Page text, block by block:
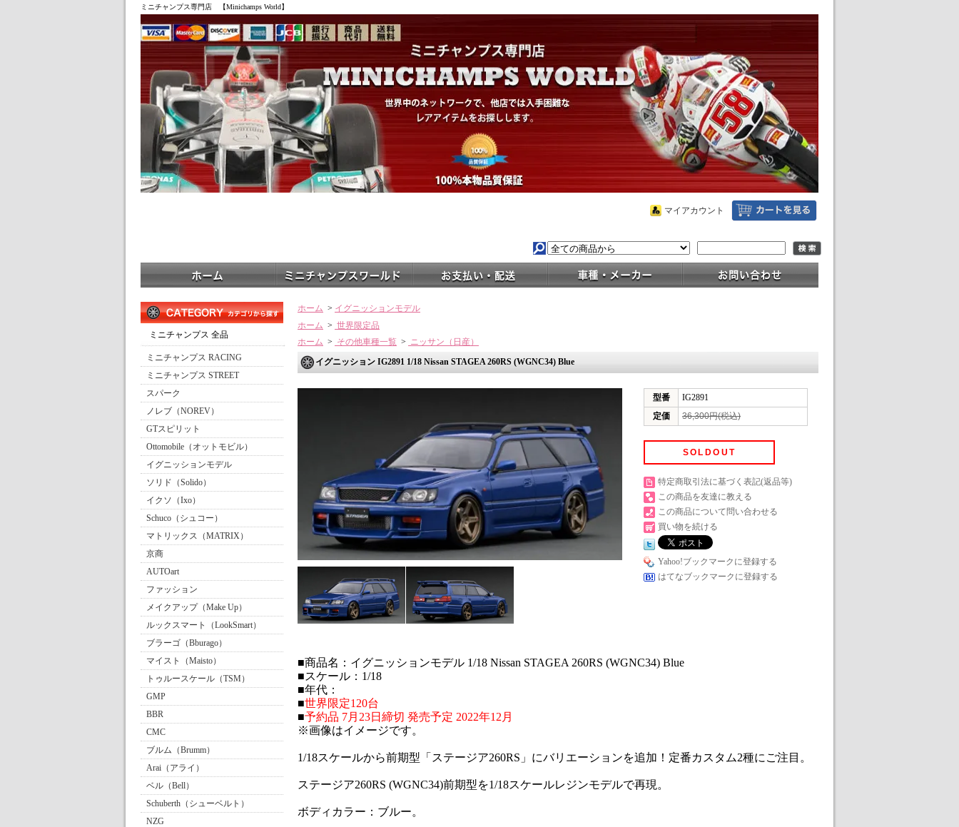
ミニチャンプス専門店 【Minichamps World】
マイアカウント
ミニチャンプス 全品
ミニチャンプス RACING
ミニチャンプス STREET
スパーク
ノレブ（NOREV）
GTスピリット
Ottomobile（オットモビル）
イグニッションモデル
ソリド（Solido）
イクソ（Ixo）
Schuco（シュコー）
マトリックス（MATRIX）
京商
AUTOart
ファッション
メイクアップ（Make Up）
ルックスマート（LookSmart）
ブラーゴ（Bburago）
マイスト（Maisto）
トゥルースケール（TSM）
GMP
BBR
CMC
ブルム（Brumm）
Arai（アライ）
ベル（Bell）
Schuberth（シューベルト）
NZG
ホーム > イグニッションモデル
ホーム > 世界限定品
ホーム > その他車種一覧 > ニッサン（日産）
イグニッション IG2891 1/18 Nissan STAGEA 260RS (WGNC34) Blue
型番
IG2891
定価
36,300円(税込)
SOLDOUT
特定商取引法に基づく表記(返品等)
この商品を友達に教える
この商品について問い合わせる
買い物を続ける
Yahoo!ブックマークに登録する
はてなブックマークに登録する
■商品名：イグニッションモデル 1/18 Nissan STAGEA 260RS (WGNC34) Blue
■スケール：1/18
■年代：
■世界限定120台
■予約品 7月23日締切 発売予定 2022年12月
※画像はイメージです。
1/18スケールから前期型「ステージア260RS」にバリエーションを追加！定番カスタム2種にご注目。
ステージア260RS (WGNC34)前期型を1/18スケールレジンモデルで再現。
ボディカラー：ブルー。